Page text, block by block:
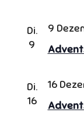
Di.
9
9
Di.
16
16